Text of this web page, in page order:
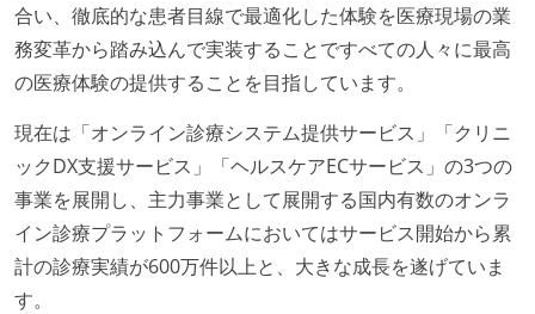
オープンな情報共有
KPI などチームの目標・実績値について、メンバーの
誰もがいつでも閲覧可能になっている
ドキュメントの整備やペアプロ、モブワークなど、ナ
レッジの共有を積極的に行っている（属人性を減らす
取り組みをしている）
大規模サービスの開発
合い、徹底的な患者目線で最適化した体験を医療現場の業
務変革から踏み込んで実装することですべての人々に最高
の医療体験の提供することを目指しています。
現在は「オンライン診療システム提供サービス」「クリニ
ックDX支援サービス」「ヘルスケアECサービス」の3つの
事業を展開し、主力事業として展開する国内有数のオンラ
イン診療プラットフォームにおいてはサービス開始から累
計の診療実績が600万件以上と、大きな成長を遂げていま
す。